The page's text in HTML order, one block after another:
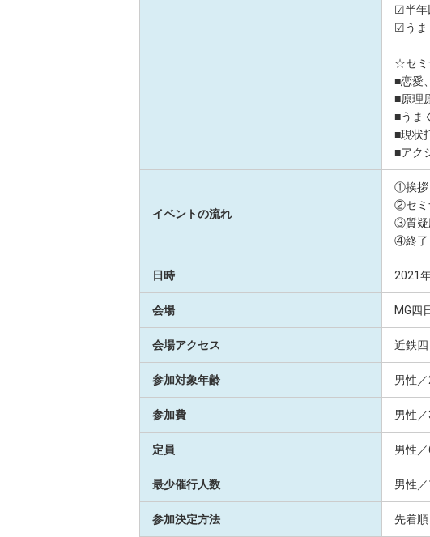
☑半年
☑うま
☆セミ
■恋愛
■原理
■うま
■現状
■アク
イベントの流れ
①挨拶
②セミ
③質疑
④終了
日時 2021
会場 MG四
会場アクセス 近鉄
参加対象年齢 男性
参加費 男性
定員 男性／
最少催行人数 男性／
参加決定方法 先着順